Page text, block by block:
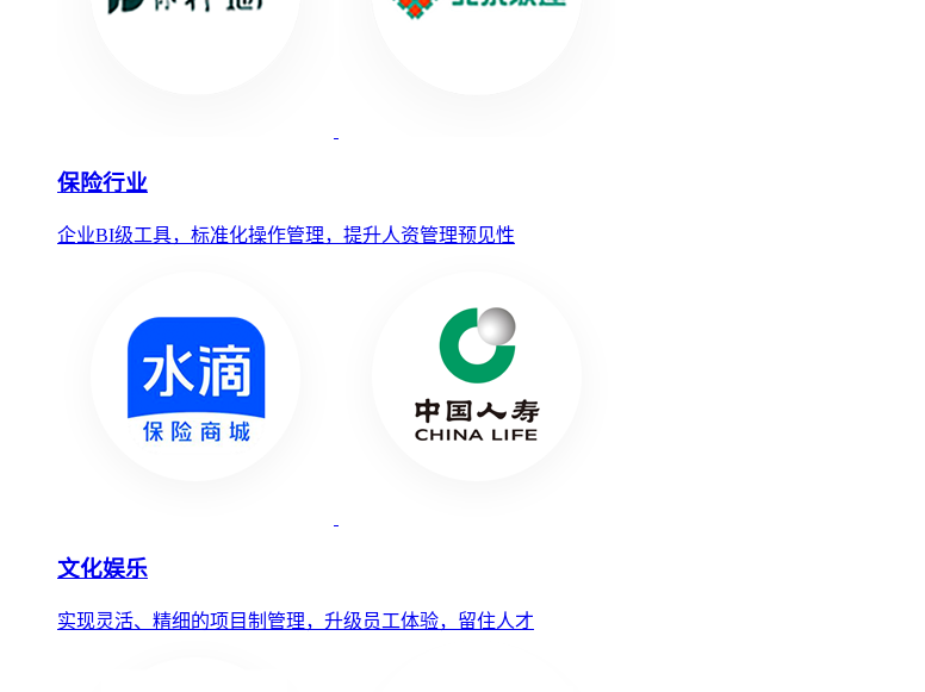
保险行业
企业BI级工具，标准化操作管理，提升人资管理预见性
文化娱乐
实现灵活、精细的项目制管理，升级员工体验，留住人才